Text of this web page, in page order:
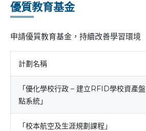
優質教育基金
申請優質教育基金，持續改善學習環境
計劃名稱
「優化學校行政 – 建立RFID學校資產盤
點系統」
「校本航空及生涯規劃課程」